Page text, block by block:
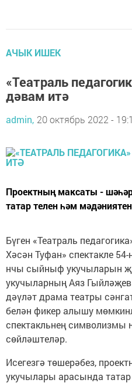
АЧЫК ИШЕК
«Театраль
дәвам итә
admin, 20 октябрь 2022 -
Проектның максаты -
татар телен һәм
Бүген «Театраль
Хәсән Туфан» спектакле
нчы сыйныф укучыларын
укучыларның Аяз
дәүләт драма театры
белән фикер алышу
спектакльнең символизмы
сөйләштеләр.
Исегезгә төшерәбез,
укучылары арасында